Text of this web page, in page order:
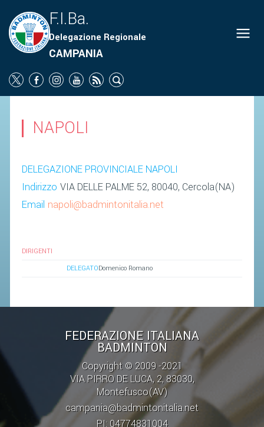
F.I.Ba.
Delegazione Regionale
CAMPANIA
NAPOLI
DELEGAZIONE PROVINCIALE NAPOLI
Indirizzo VIA DELLE PALME 52, 80040, Cercola(NA)
Email napoli@badmintonitalia.net
DIRIGENTI
DELEGATODomenico Romano
FEDERAZIONE ITALIANA
BADMINTON
Copyright © 2009 -2021
VIA PIRRO DE LUCA, 2, 83030,
Montefusco(AV)
campania@badmintonitalia.net
PI: 04774831004
ORGANIGRAMMA
SOCIETÀ
TERRITORIO
COMUNICATI
CAMPIONATI
FIBA NAZIONALE